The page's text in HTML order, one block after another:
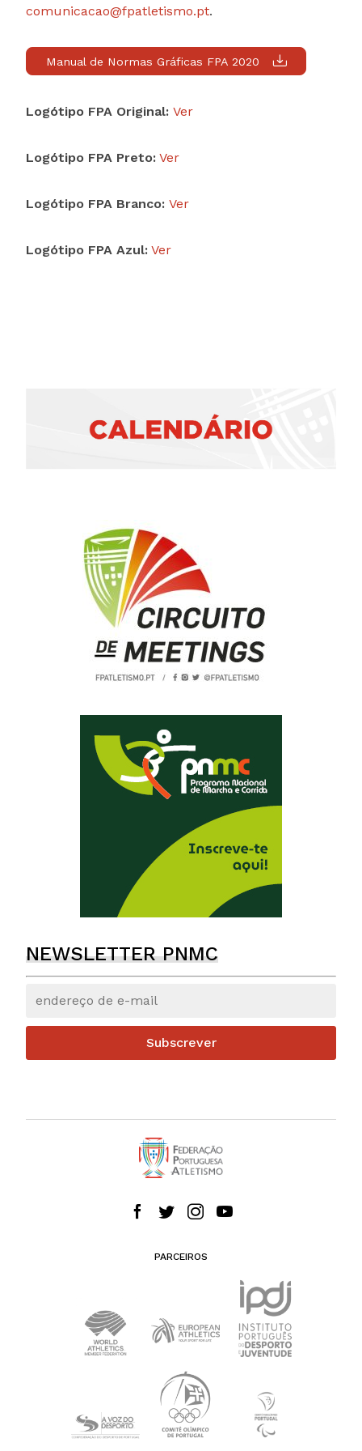
comunicacao@fpatletismo.pt.
Manual de Normas Gráficas FPA 2020
Logótipo FPA Original: Ver
Logótipo FPA Preto: Ver
Logótipo FPA Branco: Ver
Logótipo FPA Azul: Ver
NEWSLETTER PNMC
Subscrever
PARCEIROS